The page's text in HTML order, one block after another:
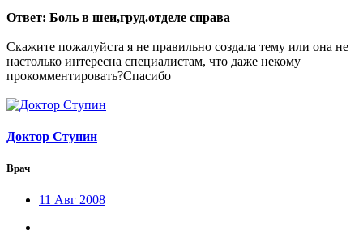
Ответ: Боль в шеи,груд.отделе справа
Скажите пожалуйста я не правильно создала тему или она не
настолько интересна специалистам, что даже некому
прокомментировать?Спасибо
Доктор Ступин
Врач
11 Авг 2008